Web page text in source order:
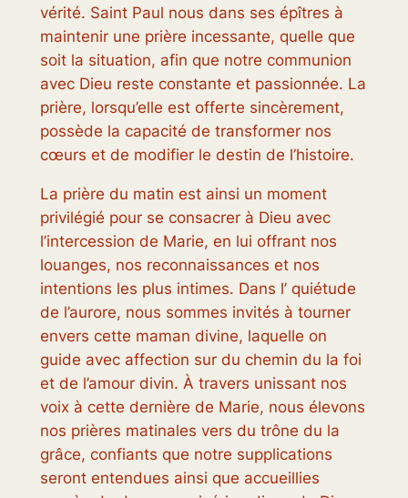
vérité. Saint Paul nous dans ses épîtres à
maintenir une prière incessante, quelle que
soit la situation, afin que notre communion
avec Dieu reste constante et passionnée. La
prière, lorsqu’elle est offerte sincèrement,
possède la capacité de transformer nos
cœurs et de modifier le destin de l’histoire.
La prière du matin est ainsi un moment
privilégié pour se consacrer à Dieu avec
l’intercession de Marie, en lui offrant nos
louanges, nos reconnaissances et nos
intentions les plus intimes. Dans l’ quiétude
de l’aurore, nous sommes invités à tourner
envers cette maman divine, laquelle on
guide avec affection sur du chemin du la foi
et de l’amour divin. À travers unissant nos
voix à cette dernière de Marie, nous élevons
nos prières matinales vers du trône du la
grâce, confiants que notre supplications
seront entendues ainsi que accueillies